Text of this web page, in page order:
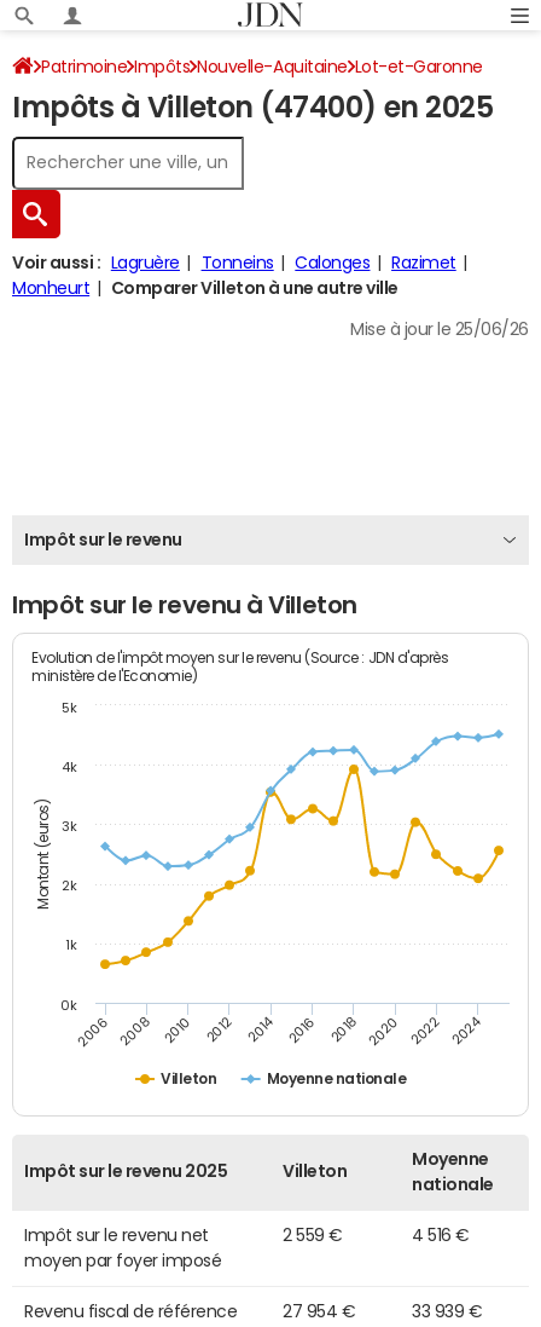
Patrimoine Impôts Nouvelle-Aquitaine Lot-et-Garonne
Villeton Impôt sur le revenu
Impôts à Villeton (47400) en 2025
Voir aussi : Lagruère Tonneins Calonges
Razimet
Monheurt
Comparer Villeton à une autre ville
Mise à jour le 25/06/26
Impôt sur le revenu
Impôt sur le revenu à Villeton
Montant (euros)
Evolution de l'impôt moyen sur le revenu (Source : JDN d'après
ministère de l'Economie)
Villeton Moyenne nationale
2006 2008 2010 2012 2014 2016 2018 2020 2022 2024
0k
1k
2k
3k
4k
5k
Impôt sur le revenu 2025 Villeton
Moyenne
nationale
Impôt sur le revenu net
moyen par foyer imposé
2 559 € 4 516 €
Revenu fiscal de référence
27 954 € 33 939 €